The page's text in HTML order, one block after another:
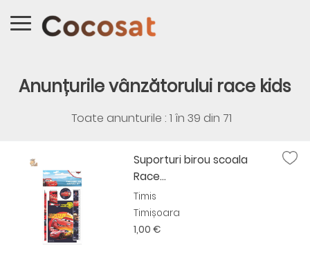
Anunțurile vânzătorului race kids
Toate anunturile : 1 în 39 din 71
Suporturi birou scoala
Race...
Timis
Timișoara
1,00 €